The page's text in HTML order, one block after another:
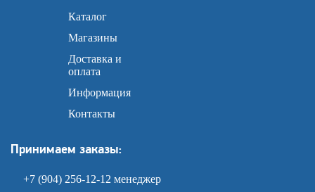
Каталог
Магазины
Доставка и
оплата
Информация
Контакты
Принимаем заказы:
+7 (904) 256-12-12 менеджер